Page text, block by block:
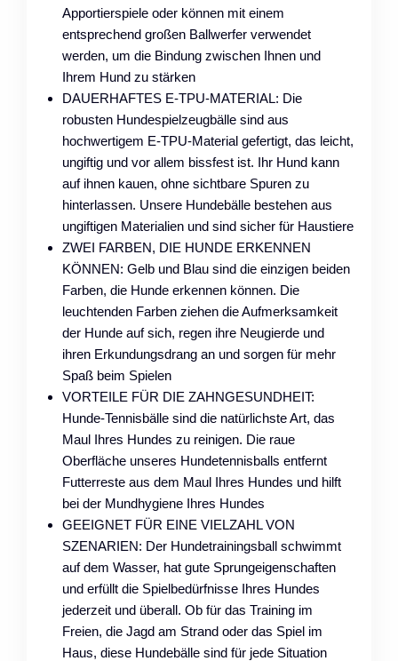
Apportierspiele oder können mit einem
entsprechend großen Ballwerfer verwendet
werden, um die Bindung zwischen Ihnen und
Ihrem Hund zu stärken
DAUERHAFTES E-TPU-MATERIAL: Die
robusten Hundespielzeugbälle sind aus
hochwertigem E-TPU-Material gefertigt, das leicht,
ungiftig und vor allem bissfest ist. Ihr Hund kann
auf ihnen kauen, ohne sichtbare Spuren zu
hinterlassen. Unsere Hundebälle bestehen aus
ungiftigen Materialien und sind sicher für Haustiere
ZWEI FARBEN, DIE HUNDE ERKENNEN
KÖNNEN: Gelb und Blau sind die einzigen beiden
Farben, die Hunde erkennen können. Die
leuchtenden Farben ziehen die Aufmerksamkeit
der Hunde auf sich, regen ihre Neugierde und
ihren Erkundungsdrang an und sorgen für mehr
Spaß beim Spielen
VORTEILE FÜR DIE ZAHNGESUNDHEIT:
Hunde-Tennisbälle sind die natürlichste Art, das
Maul Ihres Hundes zu reinigen. Die raue
Oberfläche unseres Hundetennisballs entfernt
Futterreste aus dem Maul Ihres Hundes und hilft
bei der Mundhygiene Ihres Hundes
GEEIGNET FÜR EINE VIELZAHL VON
SZENARIEN: Der Hundetrainingsball schwimmt
auf dem Wasser, hat gute Sprungeigenschaften
und erfüllt die Spielbedürfnisse Ihres Hundes
jederzeit und überall. Ob für das Training im
Freien, die Jagd am Strand oder das Spiel im
Haus, diese Hundebälle sind für jede Situation